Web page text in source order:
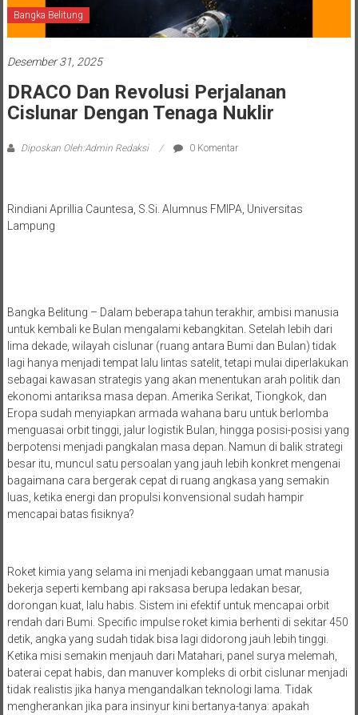
Bangka Belitung
Desember 31, 2025
DRACO Dan Revolusi Perjalanan
Cislunar Dengan Tenaga Nuklir
Diposkan Oleh:Admin Redaksi 0 Komentar
Rindiani Aprillia Cauntesa, S.Si. Alumnus FMIPA, Universitas
Lampung
Bangka Belitung – Dalam beberapa tahun terakhir, ambisi manusia
untuk kembali ke Bulan mengalami kebangkitan. Setelah lebih dari
lima dekade, wilayah cislunar (ruang antara Bumi dan Bulan) tidak
lagi hanya menjadi tempat lalu lintas satelit, tetapi mulai diperlakukan
sebagai kawasan strategis yang akan menentukan arah politik dan
ekonomi antariksa masa depan. Amerika Serikat, Tiongkok, dan
Eropa sudah menyiapkan armada wahana baru untuk berlomba
menguasai orbit tinggi, jalur logistik Bulan, hingga posisi-posisi yang
berpotensi menjadi pangkalan masa depan. Namun di balik strategi
besar itu, muncul satu persoalan yang jauh lebih konkret mengenai
bagaimana cara bergerak cepat di ruang angkasa yang semakin
luas, ketika energi dan propulsi konvensional sudah hampir
mencapai batas fisiknya?
Roket kimia yang selama ini menjadi kebanggaan umat manusia
bekerja seperti kembang api raksasa berupa ledakan besar,
dorongan kuat, lalu habis. Sistem ini efektif untuk mencapai orbit
rendah dari Bumi. Specific impulse roket kimia berhenti di sekitar 450
detik, angka yang sudah tidak bisa lagi didorong jauh lebih tinggi.
Ketika misi semakin menjauh dari Matahari, panel surya melemah,
baterai cepat habis, dan manuver kompleks di orbit cislunar menjadi
tidak realistis jika hanya mengandalkan teknologi lama. Tidak
mengherankan jika para insinyur kini bertanya-tanya: apakah